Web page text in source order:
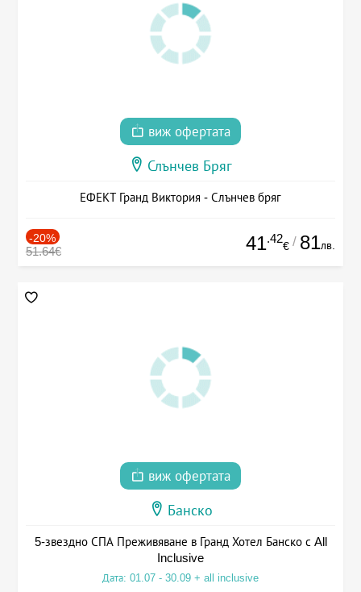
виж офертата
Слънчев Бряг
ЕФЕКТ Гранд Виктория - Слънчев бряг
-20%
51.64€ 41.42
€ / 81лв.
виж офертата
Банско
5-звездно СПА Преживяване в Гранд Хотел Банско с All
Inclusive
Дата: 01.07 - 30.09 + all inclusive